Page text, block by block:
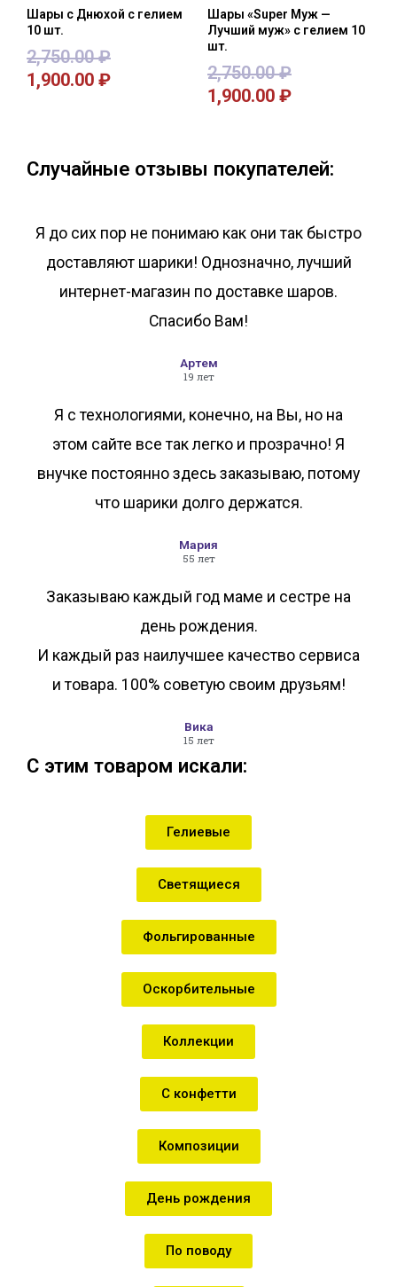
Шары с Днюхой с гелием
10 шт.
2,750.00₽
1,900.00 ₽
Шары «Super Муж —
Лучший муж» с гелием 10
шт.
2,750.00₽
1,900.00 ₽
Случайные отзывы покупателей:
Я до сих пор не понимаю как они так быстро
доставляют шарики! Однозначно, лучший
интернет-магазин по доставке шаров.
Спасибо Вам!
Артем
19 лет
Я с технологиями, конечно, на Вы, но на
этом сайте все так легко и прозрачно! Я
внучке постоянно здесь заказываю, потому
что шарики долго держатся.
Мария
55 лет
Заказываю каждый год маме и сестре на
день рождения.
И каждый раз наилучшее качество сервиса
и товара. 100% советую своим друзьям!
Вика
15 лет
С этим товаром искали:
Гелиевые
Светящиеся
Фольгированные
Оскорбительные
Коллекции
С конфетти
Композиции
День рождения
По поводу